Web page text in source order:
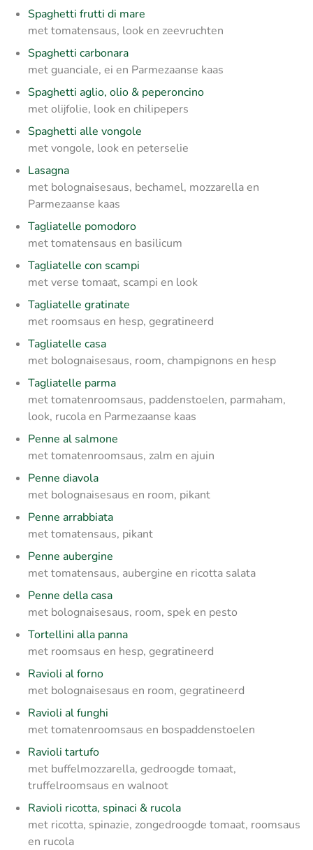
Spaghetti frutti di mare
met tomatensaus, look en zeevruchten
Spaghetti carbonara
met guanciale, ei en Parmezaanse kaas
Spaghetti aglio, olio & peperoncino
met olijfolie, look en chilipepers
Spaghetti alle vongole
met vongole, look en peterselie
Lasagna
met bolognaisesaus, bechamel, mozzarella en
Parmezaanse kaas
Tagliatelle pomodoro
met tomatensaus en basilicum
Tagliatelle con scampi
met verse tomaat, scampi en look
Tagliatelle gratinate
met roomsaus en hesp, gegratineerd
Tagliatelle casa
met bolognaisesaus, room, champignons en hesp
Tagliatelle parma
met tomatenroomsaus, paddenstoelen, parmaham,
look, rucola en Parmezaanse kaas
Penne al salmone
met tomatenroomsaus, zalm en ajuin
Penne diavola
met bolognaisesaus en room, pikant
Penne arrabbiata
met tomatensaus, pikant
Penne aubergine
met tomatensaus, aubergine en ricotta salata
Penne della casa
met bolognaisesaus, room, spek en pesto
Tortellini alla panna
met roomsaus en hesp, gegratineerd
Ravioli al forno
met bolognaisesaus en room, gegratineerd
Ravioli al funghi
met tomatenroomsaus en bospaddenstoelen
Ravioli tartufo
met buffelmozzarella, gedroogde tomaat,
truffelroomsaus en walnoot
Ravioli ricotta, spinaci & rucola
met ricotta, spinazie, zongedroogde tomaat, roomsaus
en rucola